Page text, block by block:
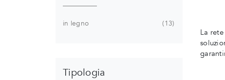
La
in legno 13
Tipologia